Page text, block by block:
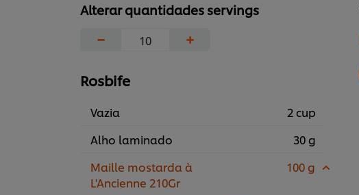
Alterar quantidades servings
− +
Rosbife
Vazia
2 cup
Alho laminado
30 g
Maille mostarda à
L'Ancienne 210Gr
100 g